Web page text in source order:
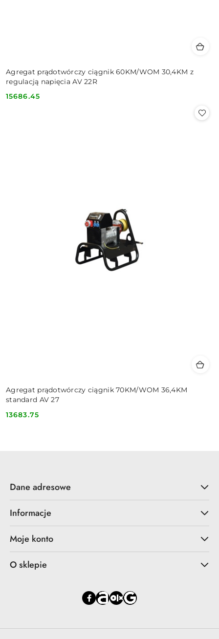
Agregat prądotwórczy ciągnik 60KM/WOM 30,4KM z
regulacją napięcia AV 22R
Cena:
15686.45
Agregat prądotwórczy ciągnik 70KM/WOM 36,4KM
standard AV 27
Cena:
13683.75
Dane adresowe
Informacje
Moje konto
O sklepie